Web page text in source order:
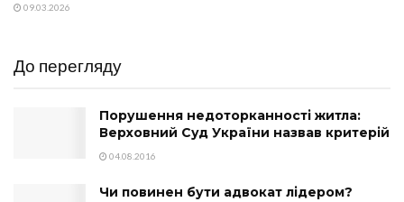
09.03.2026
До перегляду
Порушення недоторканності житла:
Верховний Суд України назвав критерій
04.08.2016
Чи повинен бути адвокат лідером?